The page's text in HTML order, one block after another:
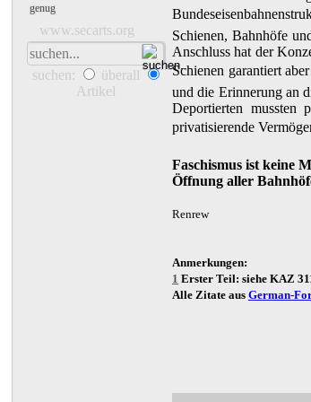
genug
www.secarts.org
suchen:
überall
Artikel
Schienen, Bahnhöfe
Anschluss hat der
Schienen garantiert aber
und die Erinnerung an
Deportierten mussten
privatisierende
Faschismus ist keine
Öffnung aller
Renrew
Anmerkungen:
1 Erster Teil: siehe KAZ
Alle Zitate aus German-